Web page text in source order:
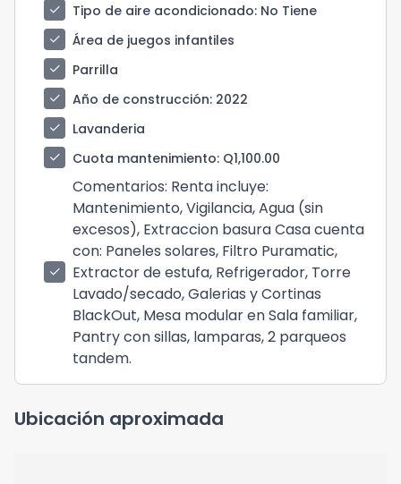
check
Tipo de aire acondicionado: No Tiene
check
Área de juegos infantiles
check
Parrilla
check
Año de construcción: 2022
check
Lavanderia
check
Cuota mantenimiento: Q1,100.00
check
Comentarios: Renta incluye:
Mantenimiento, Vigilancia, Agua (sin
excesos), Extraccion basura Casa cuenta
con: Paneles solares, Filtro Puramatic,
Extractor de estufa, Refrigerador, Torre
Lavado/secado, Galerias y Cortinas
BlackOut, Mesa modular en Sala familiar,
Pantry con sillas, lamparas, 2 parqueos
tandem.
Ubicación aproximada